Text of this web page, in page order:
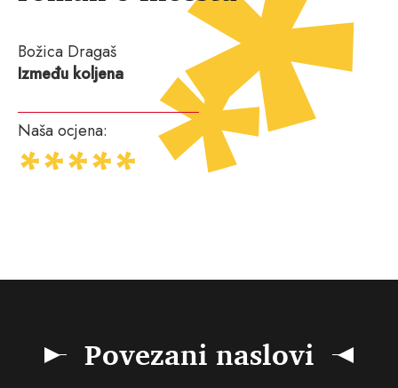
Božica Dragaš
Između koljena
Naša ocjena:
Povezani naslovi